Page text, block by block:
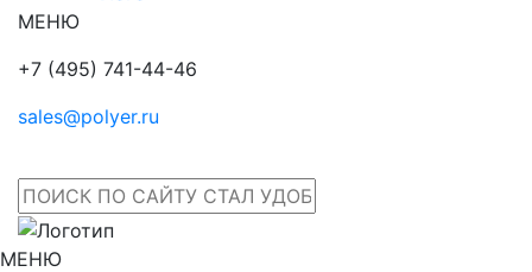
МЕНЮ
+7 (495) 741-44-46
sales@polyer.ru
МЕНЮ